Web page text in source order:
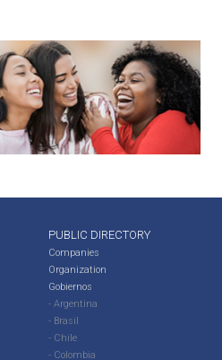
PUBLIC DIRECTORY
Companies
Organization
Gobiernos
- Argentina
- Brasil
- Chile
- Colombia